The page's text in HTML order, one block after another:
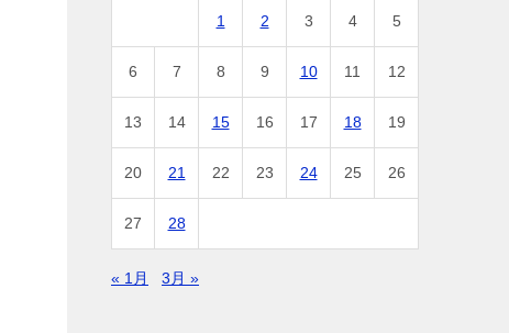
1 2 3 4 5
6 7 8 9 10 11 12
13 14 15 16 17 18 19
20 21 22 23 24 25 26
27 28
« 1月 3月 »